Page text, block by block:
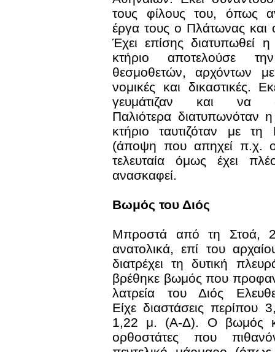
τους φίλους του, όπως
έργα τους ο Πλάτωνας και
Έχει επίσης διατυπωθεί
κτήριο αποτελούσε
θεσμοθετών, αρχόντων με
νομικές και δικαστικές.
γευμάτιζαν και να
Παλιότερα διατυπωνόταν
κτήριο ταυτιζόταν με τη
(άποψη που απηχεί π.χ.
τελευταία όμως έχει
ανασκαφεί.
Βωμός του Διός
Μπροστά από τη Στοά,
ανατολικά, επί του
διατρέχει τη δυτική
βρέθηκε βωμός που
λατρεία του Διός
Είχε διαστάσεις
1,22 μ. (Α-Δ). Ο βωμός
ορθοστάτες που